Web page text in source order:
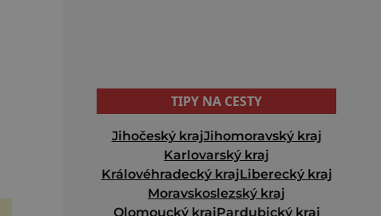
TIPY NA CESTY
Jihočeský krajJihomoravský kraj
Karlovarský kraj
Královéhradecký krajLiberecký kraj
Moravskoslezský kraj
Olomoucký krajPardubický kraj